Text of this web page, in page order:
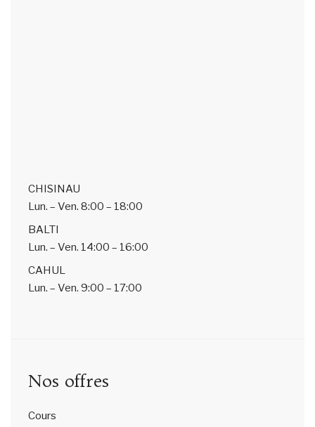
CHISINAU
Lun. – Ven. 8:00 – 18:00
BALTI
Lun. – Ven. 14:00 – 16:00
CAHUL
Lun. – Ven. 9:00 – 17:00
Nos offres
Cours